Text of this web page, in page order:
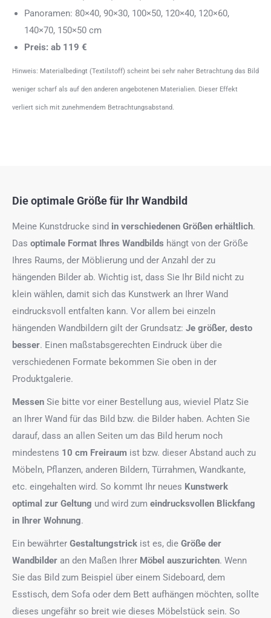
Panoramen: 80×40, 90×30, 100×50, 120×40, 120×60,
140×70, 150×50 cm
Preis: ab 119 €
Hinweis: Materialbedingt (Textilstoff) scheint bei sehr naher Betrachtung das Bild
weniger scharf als auf den anderen angebotenen Materialien. Dieser Effekt
verliert sich mit zunehmendem Betrachtungsabstand.
Die optimale Größe für Ihr Wandbild
Meine Kunstdrucke sind in verschiedenen Größen erhältlich.
Das optimale Format Ihres Wandbilds hängt von der Größe
Ihres Raums, der Möblierung und der Anzahl der zu
hängenden Bilder ab. Wichtig ist, dass Sie Ihr Bild nicht zu
klein wählen, damit sich das Kunstwerk an Ihrer Wand
eindrucksvoll entfalten kann. Vor allem bei einzeln
hängenden Wandbildern gilt der Grundsatz: Je größer, desto
besser. Einen maßstabsgerechten Eindruck über die
verschiedenen Formate bekommen Sie oben in der
Produktgalerie.
Messen Sie bitte vor einer Bestellung aus, wieviel Platz Sie
an Ihrer Wand für das Bild bzw. die Bilder haben. Achten Sie
darauf, dass an allen Seiten um das Bild herum noch
mindestens 10 cm Freiraum ist bzw. dieser Abstand auch zu
Möbeln, Pflanzen, anderen Bildern, Türrahmen, Wandkante,
etc. eingehalten wird. So kommt Ihr neues Kunstwerk
optimal zur Geltung und wird zum eindrucksvollen Blickfang
in Ihrer Wohnung.
Ein bewährter Gestaltungstrick ist es, die Größe der
Wandbilder an den Maßen Ihrer Möbel auszurichten. Wenn
Sie das Bild zum Beispiel über einem Sideboard, dem
Esstisch, dem Sofa oder dem Bett aufhängen möchten, sollte
dieses ungefähr so breit wie dieses Möbelstück sein. So